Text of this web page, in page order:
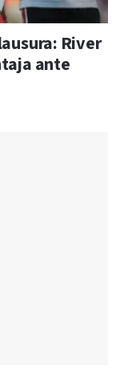
River
ante